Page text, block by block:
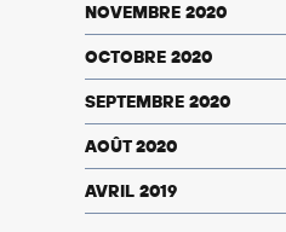
NOVEMBRE 2020
OCTOBRE 2020
SEPTEMBRE 2020
AOÛT 2020
AVRIL 2019